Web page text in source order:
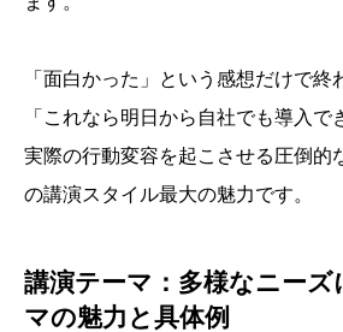
「面白かった」という感想だけで終
「これなら明日から自社でも導入で
実際の行動変容を起こさせる圧倒的
の講演スタイル最大の魅力です。
講演テーマ：多様なニーズ
マの魅力と具体例